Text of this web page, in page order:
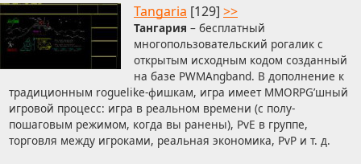
Tangaria [129] >>
Тангария – бесплатный
многопользовательский рогалик с
открытым исходным кодом созданный
на базе PWMAngband. В дополнение к
традиционным roguelike-фишкам, игра имеет MMORPG’шный
игровой процесс: игра в реальном времени (с полу-
пошаговым режимом, когда вы ранены), PvE в группе,
торговля между игроками, реальная экономика, PvP и т. д.